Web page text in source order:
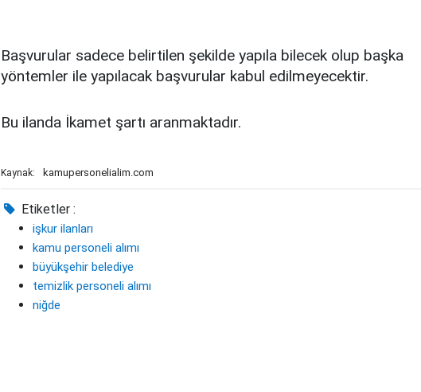
Başvurular sadece belirtilen şekilde yapıla bilecek olup başka
yöntemler ile yapılacak başvurular kabul edilmeyecektir.
Bu ilanda İkamet şartı aranmaktadır.
Kaynak: kamupersonelialim.com
Etiketler :
işkur ilanları
kamu personeli alımı
büyükşehir belediye
temizlik personeli alımı
niğde